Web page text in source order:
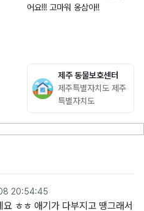
1
-
3
어요!!! 고마워 옹삼아!!
제주 동물보호센터
제주특별자치도 제주
특별자치도
20:54:45
ㅎㅎ 애기가 다부지고 땡그래서